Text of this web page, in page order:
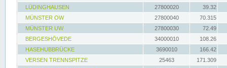
LÜDINGHAUSEN
27800020
39.32
MÜNSTER OW
27800040
70.315
MÜNSTER UW
27800030
72.49
BERGESHÖVEDE
34000010
108.26
HASEHUBBRÜCKE
3690010
166.42
VERSEN TRENNSPITZE
25463
171.309